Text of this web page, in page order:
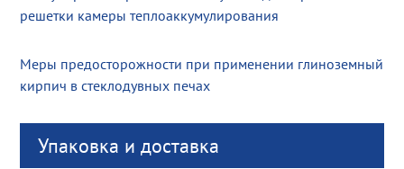
решетки камеры теплоаккумулирования
Меры предосторожности при применении глиноземный
кирпич в стеклодувных печах
Упаковка и доставка